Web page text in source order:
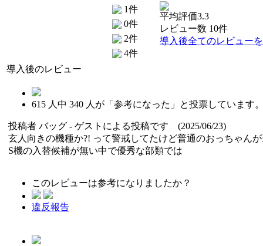
1件
0件
2件
4件
平均評価3.3
レビュー数 10件
導入後全てのレビュー
導入後のレビュー
615 人中 340 人が「参考になった」と投票しています
投稿者 バッグ - ゲストによる投稿です (2025/06/23)
玄人向きの機種か?! って警戒してたけど普通のおっちゃん
S機の入替候補が無い中で優秀な部類では
このレビューは参考になりましたか？
違反報告